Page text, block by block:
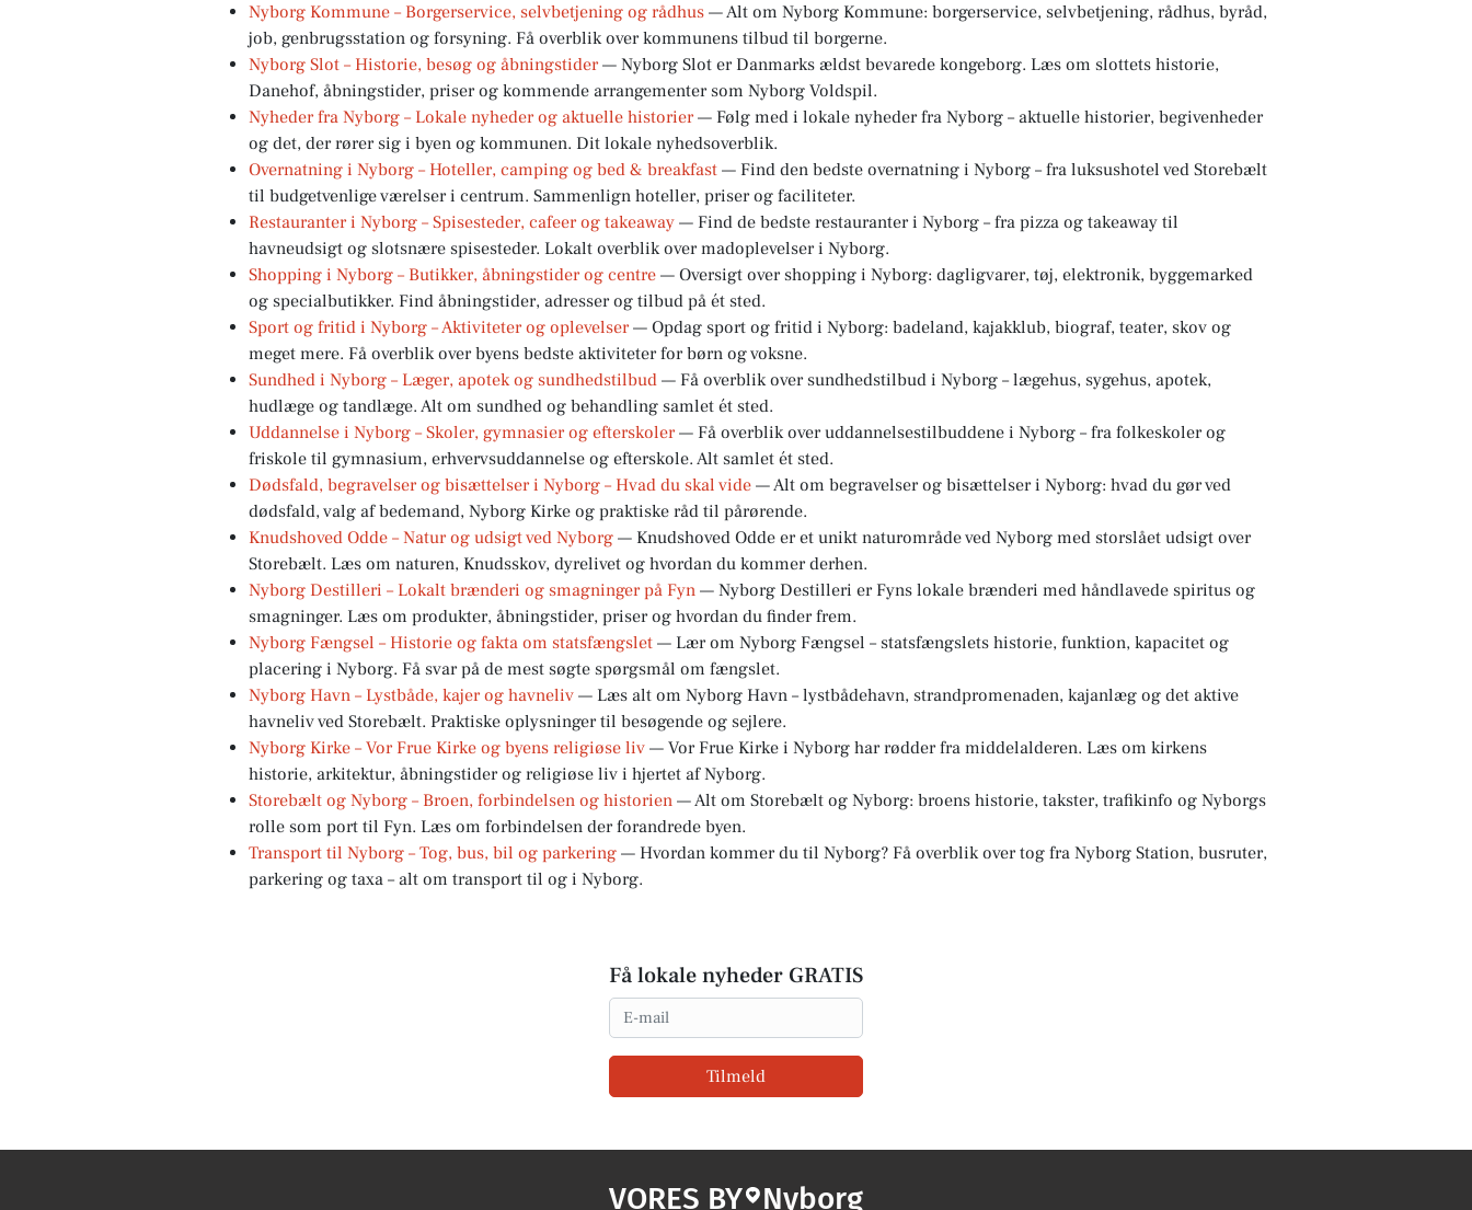
Nyborg Kommune – Borgerservice, selvbetjening og rådhus — Alt om Nyborg Kommune: borgerservice, selvbetjening, rådhus, byråd,
job, genbrugsstation og forsyning. Få overblik over kommunens tilbud til borgerne.
Nyborg Slot – Historie, besøg og åbningstider — Nyborg Slot er Danmarks ældst bevarede kongeborg. Læs om slottets historie,
Danehof, åbningstider, priser og kommende arrangementer som Nyborg Voldspil.
Nyheder fra Nyborg – Lokale nyheder og aktuelle historier — Følg med i lokale nyheder fra Nyborg – aktuelle historier, begivenheder
og det, der rører sig i byen og kommunen. Dit lokale nyhedsoverblik.
Overnatning i Nyborg – Hoteller, camping og bed & breakfast — Find den bedste overnatning i Nyborg – fra luksushotel ved Storebælt
til budgetvenlige værelser i centrum. Sammenlign hoteller, priser og faciliteter.
Restauranter i Nyborg – Spisesteder, cafeer og takeaway — Find de bedste restauranter i Nyborg – fra pizza og takeaway til
havneudsigt og slotsnære spisesteder. Lokalt overblik over madoplevelser i Nyborg.
Shopping i Nyborg – Butikker, åbningstider og centre — Oversigt over shopping i Nyborg: dagligvarer, tøj, elektronik, byggemarked
og specialbutikker. Find åbningstider, adresser og tilbud på ét sted.
Sport og fritid i Nyborg – Aktiviteter og oplevelser — Opdag sport og fritid i Nyborg: badeland, kajakklub, biograf, teater, skov og
meget mere. Få overblik over byens bedste aktiviteter for børn og voksne.
Sundhed i Nyborg – Læger, apotek og sundhedstilbud — Få overblik over sundhedstilbud i Nyborg – lægehus, sygehus, apotek,
hudlæge og tandlæge. Alt om sundhed og behandling samlet ét sted.
Uddannelse i Nyborg – Skoler, gymnasier og efterskoler — Få overblik over uddannelsestilbuddene i Nyborg – fra folkeskoler og
friskole til gymnasium, erhvervsuddannelse og efterskole. Alt samlet ét sted.
Dødsfald, begravelser og bisættelser i Nyborg – Hvad du skal vide — Alt om begravelser og bisættelser i Nyborg: hvad du gør ved
dødsfald, valg af bedemand, Nyborg Kirke og praktiske råd til pårørende.
Knudshoved Odde – Natur og udsigt ved Nyborg — Knudshoved Odde er et unikt naturområde ved Nyborg med storslået udsigt over
Storebælt. Læs om naturen, Knudsskov, dyrelivet og hvordan du kommer derhen.
Nyborg Destilleri – Lokalt brænderi og smagninger på Fyn — Nyborg Destilleri er Fyns lokale brænderi med håndlavede spiritus og
smagninger. Læs om produkter, åbningstider, priser og hvordan du finder frem.
Nyborg Fængsel – Historie og fakta om statsfængslet — Lær om Nyborg Fængsel – statsfængslets historie, funktion, kapacitet og
placering i Nyborg. Få svar på de mest søgte spørgsmål om fængslet.
Nyborg Havn – Lystbåde, kajer og havneliv — Læs alt om Nyborg Havn – lystbådehavn, strandpromenaden, kajanlæg og det aktive
havneliv ved Storebælt. Praktiske oplysninger til besøgende og sejlere.
Nyborg Kirke – Vor Frue Kirke og byens religiøse liv — Vor Frue Kirke i Nyborg har rødder fra middelalderen. Læs om kirkens
historie, arkitektur, åbningstider og religiøse liv i hjertet af Nyborg.
Storebælt og Nyborg – Broen, forbindelsen og historien — Alt om Storebælt og Nyborg: broens historie, takster, trafikinfo og Nyborgs
rolle som port til Fyn. Læs om forbindelsen der forandrede byen.
Transport til Nyborg – Tog, bus, bil og parkering — Hvordan kommer du til Nyborg? Få overblik over tog fra Nyborg Station, busruter,
parkering og taxa – alt om transport til og i Nyborg.
Få lokale nyheder GRATIS
Email
Tilmeld
VORES BY Nyborg